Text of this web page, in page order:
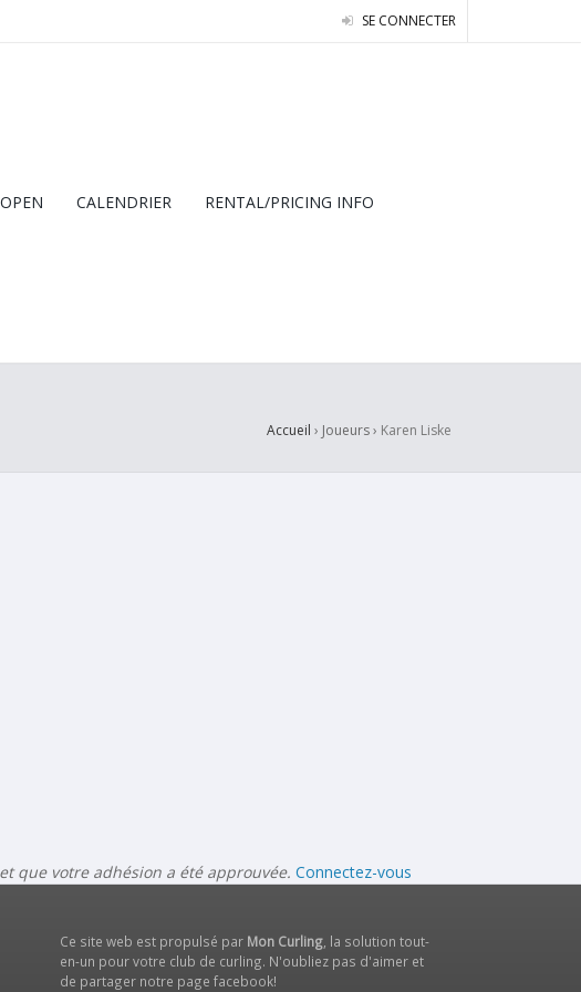
SE CONNECTER
CALENDRIER RENTAL/PRICING INFO
Accueil › Joueurs › Karen Liske
que votre adhésion a été approuvée. Connectez-vous
Ce site web est propulsé par Mon Curling, la solution tout-
en-un pour votre club de curling. N'oubliez pas d'aimer et
de partager notre page facebook!